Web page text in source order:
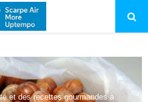
et des recettes gourmandes à